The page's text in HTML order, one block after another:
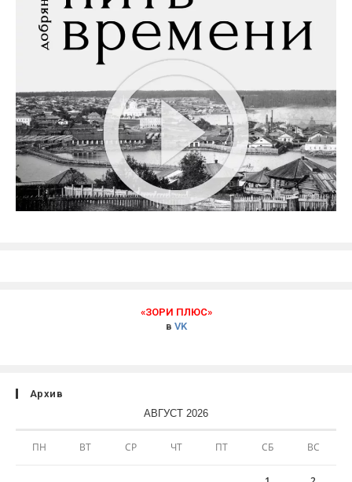
«ЗОРИ ПЛЮС»
в VK
Архив
АВГУСТ 2026
ПН ВТ СР ЧТ ПТ СБ ВС